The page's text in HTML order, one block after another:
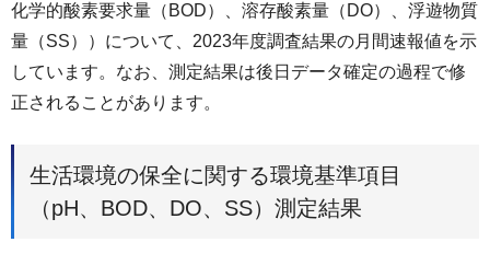
化学的酸素要求量（BOD）、溶存酸素量（DO）、浮遊物質
量（SS））について、2023年度調査結果の月間速報値を示
しています。なお、測定結果は後日データ確定の過程で修
正されることがあります。
生活環境の保全に関する環境基準項目
（pH、BOD、DO、SS）測定結果